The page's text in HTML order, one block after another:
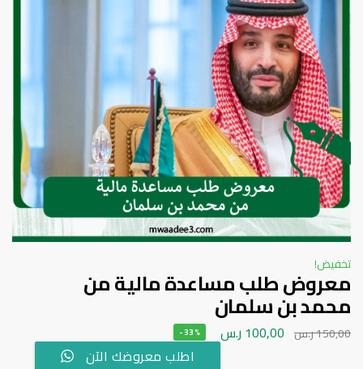
تخفيض!
معروض طلب مساعدة مالية من
محمد بن سلمان
150,00ر.س 100,00 ر.س -33%
اطلب معروضك الآن